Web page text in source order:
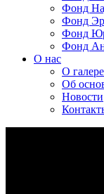
Фонд
Фонд
Фонд
Фонд
О нас
О
Об
Новости